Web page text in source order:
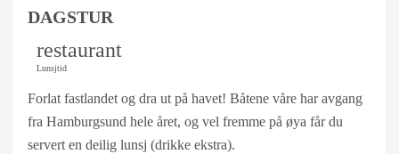
DAGSTUR
restaurant
Lunsjtid
Forlat fastlandet og dra ut på havet! Båtene våre har avgang
fra Hamburgsund hele året, og vel fremme på øya får du
servert en deilig lunsj (drikke ekstra).